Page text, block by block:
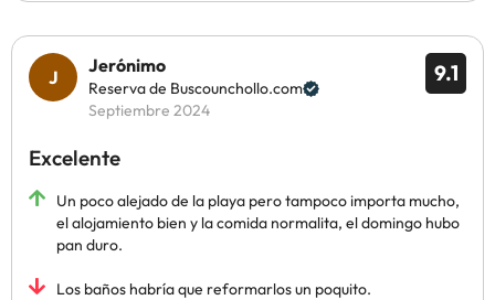
9.1
Jerónimo
Reserva de Buscounchollo.com
Septiembre 2024
Excelente
Un poco alejado de la playa pero tampoco importa mucho,
el alojamiento bien y la comida normalita, el domingo hubo
pan duro.
Los baños habría que reformarlos un poquito.